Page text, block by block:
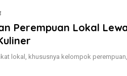
Perempuan Lokal
lokal, khususnya kelompok